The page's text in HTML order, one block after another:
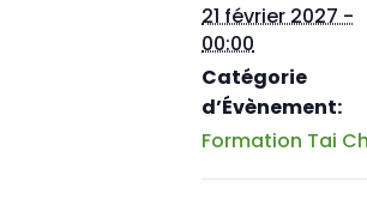
21 février 2027 -
00:00
Catégorie
d’Évènement:
Formation Tai